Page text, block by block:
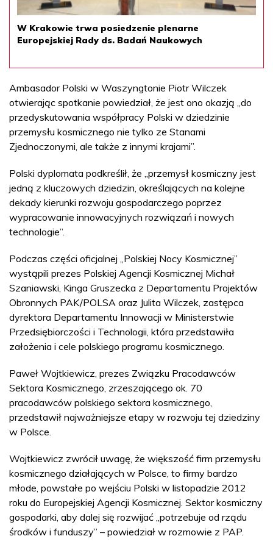
W Krakowie trwa posiedzenie plenarne
Europejskiej Rady ds. Badań Naukowych
Ambasador Polski w Waszyngtonie Piotr Wilczek
otwierając spotkanie powiedział, że jest ono okazją „do
przedyskutowania współpracy Polski w dziedzinie
przemysłu kosmicznego nie tylko ze Stanami
Zjednoczonymi, ale także z innymi krajami”.
Polski dyplomata podkreślił, że „przemysł kosmiczny jest
jedną z kluczowych dziedzin, określających na kolejne
dekady kierunki rozwoju gospodarczego poprzez
wypracowanie innowacyjnych rozwiązań i nowych
technologie”.
Podczas części oficjalnej „Polskiej Nocy Kosmicznej”
wystąpili prezes Polskiej Agencji Kosmicznej Michał
Szaniawski, Kinga Gruszecka z Departamentu Projektów
Obronnych PAK/POLSA oraz Julita Wilczek, zastępca
dyrektora Departamentu Innowacji w Ministerstwie
Przedsiębiorczości i Technologii, która przedstawiła
założenia i cele polskiego programu kosmicznego.
Paweł Wojtkiewicz, prezes Związku Pracodawców
Sektora Kosmicznego, zrzeszającego ok. 70
pracodawców polskiego sektora kosmicznego,
przedstawił najważniejsze etapy w rozwoju tej dziedziny
w Polsce.
Wojtkiewicz zwrócił uwagę, że większość firm przemysłu
kosmicznego działających w Polsce, to firmy bardzo
młode, powstałe po wejściu Polski w listopadzie 2012
roku do Europejskiej Agencji Kosmicznej. Sektor kosmiczny
gospodarki, aby dalej się rozwijać „potrzebuje od rządu
środków i funduszy” – powiedział w rozmowie z PAP.